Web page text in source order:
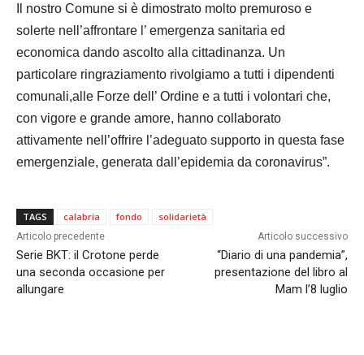
Il nostro Comune si è dimostrato molto premuroso e
solerte nell’affrontare l’ emergenza sanitaria ed
economica dando ascolto alla cittadinanza. Un
particolare ringraziamento rivolgiamo a tutti i dipendenti
comunali,alle Forze dell’ Ordine e a tutti i volontari che,
con vigore e grande amore, hanno collaborato
attivamente nell’offrire l’adeguato supporto in questa fase
emergenziale, generata dall’epidemia da coronavirus”.
TAGS calabria fondo solidarietà
Articolo precedente
Serie BKT: il Crotone perde
una seconda occasione per
allungare
Articolo successivo
“Diario di una pandemia”,
presentazione del libro al
Mam l’8 luglio